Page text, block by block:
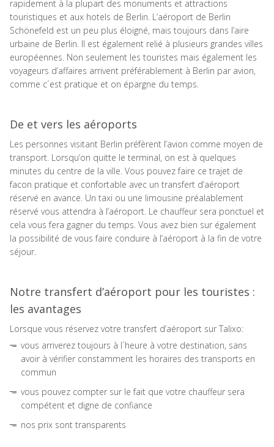
rapidement à la plupart des monuments et attractions
touristiques et aux hotels de Berlin. L’aéroport de Berlin
Schönefeld est un peu plus éloigné, mais toujours dans l’aire
urbaine de Berlin. Il est également relié à plusieurs grandes villes
européennes. Non seulement les touristes mais également les
voyageurs d’affaires arrivent préférablement à Berlin par avion,
comme c´est pratique et on épargne du temps.
De et vers les aéroports
Les personnes visitant Berlin préfèrent l’avion comme moyen de
transport. Lorsqu’on quitte le terminal, on est à quelques
minutes du centre de la ville. Vous pouvez faire ce trajet de
facon pratique et confortable avec un transfert d’aéroport
réservé en avance. Un taxi ou une limousine préalablement
réservé vous attendra à l’aéroport. Le chauffeur sera ponctuel et
cela vous fera gagner du temps. Vous avez bien sur également
la possibilité de vous faire conduire à l’aéroport à la fin de votre
séjour.
Notre transfert d’aéroport pour les touristes :
les avantages
Lorsque vous réservez votre transfert d’aéroport sur Talixo:
vous arriverez toujours à l´heure à votre destination, sans
avoir à vérifier constamment les horaires des transports en
commun
vous pouvez compter sur le fait que votre chauffeur sera
compétent et digne de confiance
nos prix sont transparents